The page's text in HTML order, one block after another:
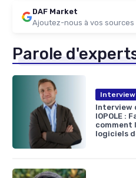
DAF Market
Ajoutez-nous à vos
Parole
Interview
Interview
IOPOLE :
comment
logiciels